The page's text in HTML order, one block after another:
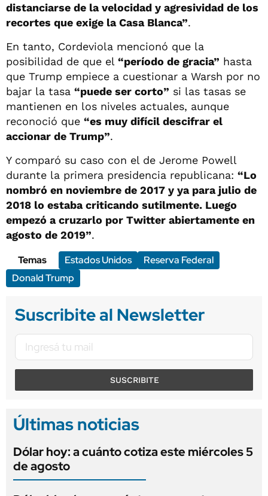
distanciarse de la velocidad y agresividad de los
recortes que exige la Casa Blanca”.
En tanto, Cordeviola mencionó que la
posibilidad de que el “período de gracia” hasta
que Trump empiece a cuestionar a Warsh por no
bajar la tasa “puede ser corto” si las tasas se
mantienen en los niveles actuales, aunque
reconoció que “es muy difícil descifrar el
accionar de Trump”.
Y comparó su caso con el de Jerome Powell
durante la primera presidencia republicana: “Lo
nombró en noviembre de 2017 y ya para julio de
2018 lo estaba criticando sutilmente. Luego
empezó a cruzarlo por Twitter abiertamente en
agosto de 2019”.
Temas
Estados Unidos
Reserva Federal
Donald Trump
Suscribite al Newsletter
SUSCRIBITE
Últimas noticias
Dólar hoy: a cuánto cotiza este miércoles 5
de agosto